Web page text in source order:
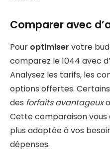
Comparer avec
Pour optimiser votre
comparez le 1044 avec
Analysez les tarifs, les
options offertes.
des forfaits avantageux
Cette comparaison vous
plus adaptée à vos
dépenses.